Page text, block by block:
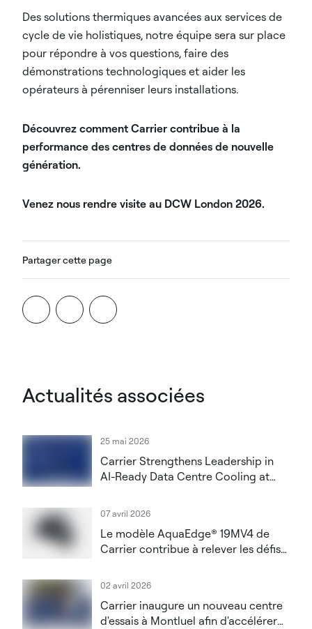
Des solutions thermiques avancées aux services de
cycle de vie holistiques, notre équipe sera sur place
pour répondre à vos questions, faire des
démonstrations technologiques et aider les
opérateurs à pérenniser leurs installations.
Découvrez comment Carrier contribue à la
performance des centres de données de nouvelle
génération.
Venez nous rendre visite au DCW London 2026.
Partager cette page
Actualités associées
25 mai 2026
Carrier Strengthens Leadership in
AI-Ready Data Centre Cooling at
07 avril 2026
Le modèle AquaEdge® 19MV4 de
Carrier contribue à relever les défis
thermique dans les centres de
02 avril 2026
Carrier inaugure un nouveau centre
d'essais à Montluel afin d'accélérer